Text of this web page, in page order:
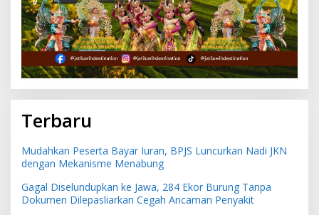
Terbaru
Mudahkan Peserta Bayar Iuran, BPJS Luncurkan Nadi JKN
dengan Mekanisme Menabung
Gagal Diselundupkan ke Jawa, 284 Ekor Burung Tanpa
Dokumen Dilepasliarkan Cegah Ancaman Penyakit